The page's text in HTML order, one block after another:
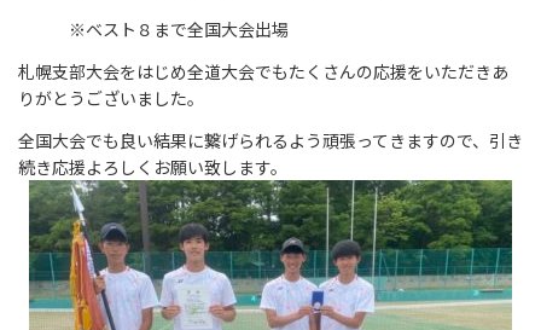
※ベスト８まで全国大会出場
札幌支部大会をはじめ全道大会でもたくさんの応援をいただきあ
りがとうございました。
全国大会でも良い結果に繋げられるよう頑張ってきますので、引き
続き応援よろしくお願い致します。